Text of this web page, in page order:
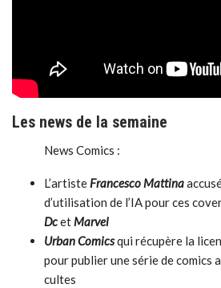
Les news de la semaine
News Comics :
L’artisteFrancesco Mattina
d’utilisation de l’IA pour ces
DcetMarvel
Urban Comicsqui récupère la
pour publier une série de comics
cultes